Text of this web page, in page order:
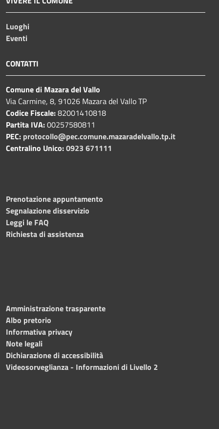
Luoghi
Eventi
CONTATTI
Comune di Mazara del Vallo
Via Carmine, 8, 91026 Mazara del Vallo TP
Codice Fiscale:82001410818
Partita IVA:00257580811
PEC: protocollo@pec.comune.mazaradelvallo.tp.it
Centralino Unico:0923 671111
Prenotazione appuntamento
Segnalazione disservizio
Leggi le FAQ
Richiesta di assistenza
Amministrazione trasparente
Albo pretorio
Informativa privacy
Note legali
Dichiarazione di accessibilità
Videosorveglianza - Informazioni di Livello 2